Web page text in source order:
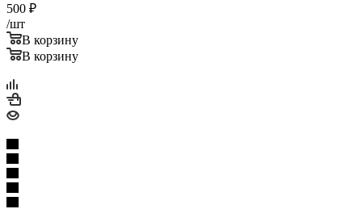
500 ₽
/шт
В корзину
В корзину